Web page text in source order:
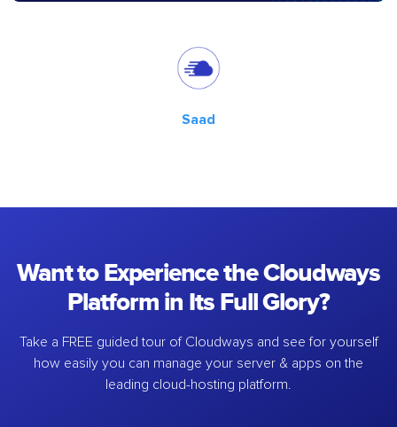
Saad
Want to Experience the Cloudways
Platform in Its Full Glory?
Take a FREE guided tour of Cloudways and see for yourself
how easily you can manage your server & apps on the
leading cloud-hosting platform.